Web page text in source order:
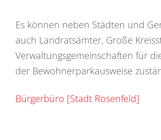
Es können neben Städten und
auch Landratsämter, Große
Verwaltungsgemeinschaften für
der Bewohnerparkausweise
Bürgerbüro [Stadt Rosenfeld]